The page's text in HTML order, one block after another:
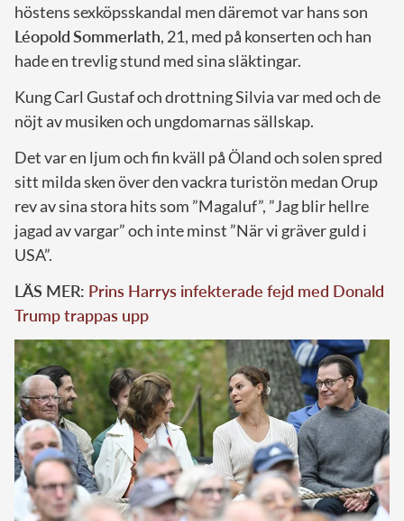
höstens sexköpsskandal men däremot var hans son
LéopoldSommerlath, 21, med på konserten och han
hade en trevlig stund med sina släktingar.
Kung Carl Gustaf och drottning Silvia var med och de
nöjt av musiken och ungdomarnas sällskap.
Det var en ljum och fin kväll på Öland och solen spred
sitt milda sken över den vackra turistön medan Orup
rev av sina stora hits som ”Magaluf”, ”Jag blir hellre
jagad av vargar” och inte minst ”När vi gräver guld i
USA”.
LÄS MER: Prins Harrys infekterade fejd med Donald
Trump trappas upp